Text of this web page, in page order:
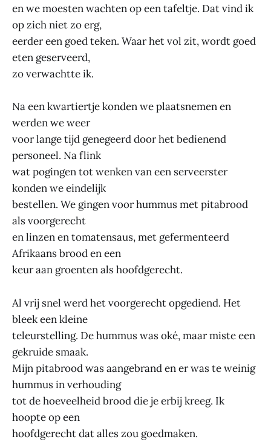
en we moesten wachten op een tafeltje. Dat vind ik
op zich niet zo erg,
eerder een goed teken. Waar het vol zit, wordt goed
eten geserveerd,
zo verwachtte ik.
Na een kwartiertje konden we plaatsnemen en
werden we weer
voor lange tijd genegeerd door het bedienend
personeel. Na flink
wat pogingen tot wenken van een serveerster
konden we eindelijk
bestellen. We gingen voor hummus met pitabrood
als voorgerecht
en linzen en tomatensaus, met gefermenteerd
Afrikaans brood en een
keur aan groenten als hoofdgerecht.
Al vrij snel werd het voorgerecht opgediend. Het
bleek een kleine
teleurstelling. De hummus was oké, maar miste een
gekruide smaak.
Mijn pitabrood was aangebrand en er was te weinig
hummus in verhouding
tot de hoeveelheid brood die je erbij kreeg. Ik
hoopte op een
hoofdgerecht dat alles zou goedmaken.